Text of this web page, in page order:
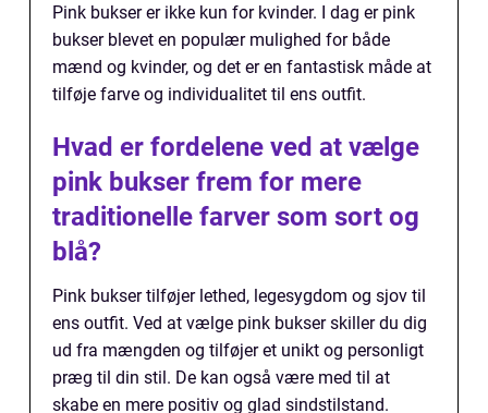
Pink bukser er ikke kun for kvinder. I dag er pink
bukser blevet en populær mulighed for både
mænd og kvinder, og det er en fantastisk måde at
tilføje farve og individualitet til ens outfit.
Hvad er fordelene ved at vælge
pink bukser frem for mere
traditionelle farver som sort og
blå?
Pink bukser tilføjer lethed, legesygdom og sjov til
ens outfit. Ved at vælge pink bukser skiller du dig
ud fra mængden og tilføjer et unikt og personligt
præg til din stil. De kan også være med til at
skabe en mere positiv og glad sindstilstand.